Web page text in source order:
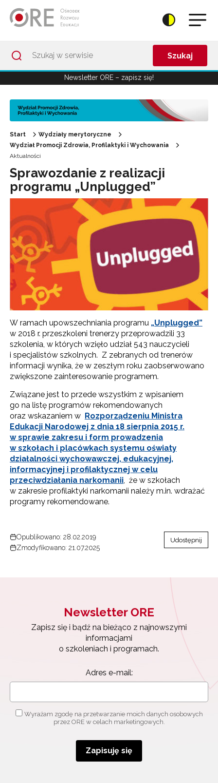
Szukaj
Newsletter ORE – zapisz się!
Start
Wydziały merytoryczne
Wydział Promocji Zdrowia, Profilaktyki i Wychowania
Aktualności
Sprawozdanie z realizacji
programu „Unplugged”
W ramach upowszechniania programu „Unplugged”
w 2018 r. przeszkoleni trenerzy przeprowadzili 33
szkolenia, w których wzięło udział 543 nauczycieli
i specjalistów szkolnych. Z zebranych od trenerów
informacji wynika, że w zeszłym roku zaobserwowano
zwiększone zainteresowanie programem.
Związane jest to przede wszystkim z wpisaniem
go na listę programów rekomendowanych
oraz wskazaniem w Rozporządzeniu Ministra
Edukacji Narodowej z dnia 18 sierpnia 2015 r.
w sprawie zakresu i form prowadzenia
w szkołach i placówkach systemu oświaty
działalności wychowawczej, edukacyjnej,
informacyjnej i profilaktycznej w celu
przeciwdziałania narkomanii, że w szkołach
w zakresie profilaktyki narkomanii należy m.in. wdrażać
programy rekomendowane.
Opublikowano: 28.02.2019
Zmodyfikowano: 21.07.2025
Udostępnij
Newsletter ORE
Zapisz się i bądź na bieżąco z najnowszymi
informacjami
o szkoleniach i programach.
Adres e-mail:
Wyrażam zgodę na przetwarzanie moich danych osobowych
przez ORE w celach marketingowych.
Zapisuję się